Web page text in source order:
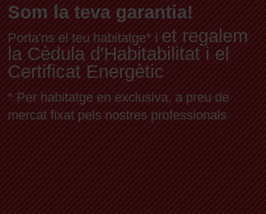
Som la teva garantia!
Porta'ns el teu habitatge* i et regalem
la Cèdula d'Habitabilitat i el
Certificat Energètic
* Per habitatge en exclusiva, a preu de
mercat fixat pels nostres professionals